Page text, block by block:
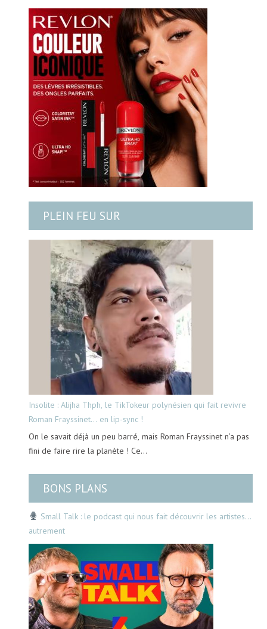
PLEIN FEU SUR
Insolite : Alijha Thph, le TikTokeur polynésien qui fait revivre
Roman Frayssinet… en lip-sync !
On le savait déjà un peu barré, mais Roman Frayssinet n’a pas
fini de faire rire la planète ! Ce…
BONS PLANS
Small Talk : le podcast qui nous fait découvrir les artistes…
autrement